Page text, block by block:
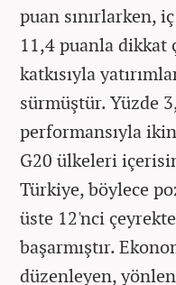
puan sınırlarken,
11,4 puanla dikkat
katkısıyla
sürmüştür. Yüzde
performansıyla
G20 ülkeleri
Türkiye, böylece
üste 12'nci
başarmıştır.
düzenleyen,